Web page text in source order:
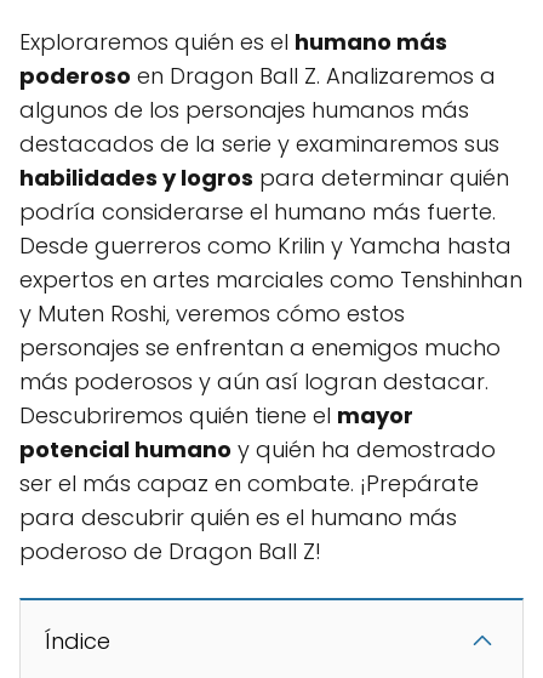
Exploraremos quién es el humano más
poderoso en Dragon Ball Z. Analizaremos a
algunos de los personajes humanos más
destacados de la serie y examinaremos sus
habilidades y logros para determinar quién
podría considerarse el humano más fuerte.
Desde guerreros como Krilin y Yamcha hasta
expertos en artes marciales como Tenshinhan
y Muten Roshi, veremos cómo estos
personajes se enfrentan a enemigos mucho
más poderosos y aún así logran destacar.
Descubriremos quién tiene el mayor
potencial humano y quién ha demostrado
ser el más capaz en combate. ¡Prepárate
para descubrir quién es el humano más
poderoso de Dragon Ball Z!
Índice